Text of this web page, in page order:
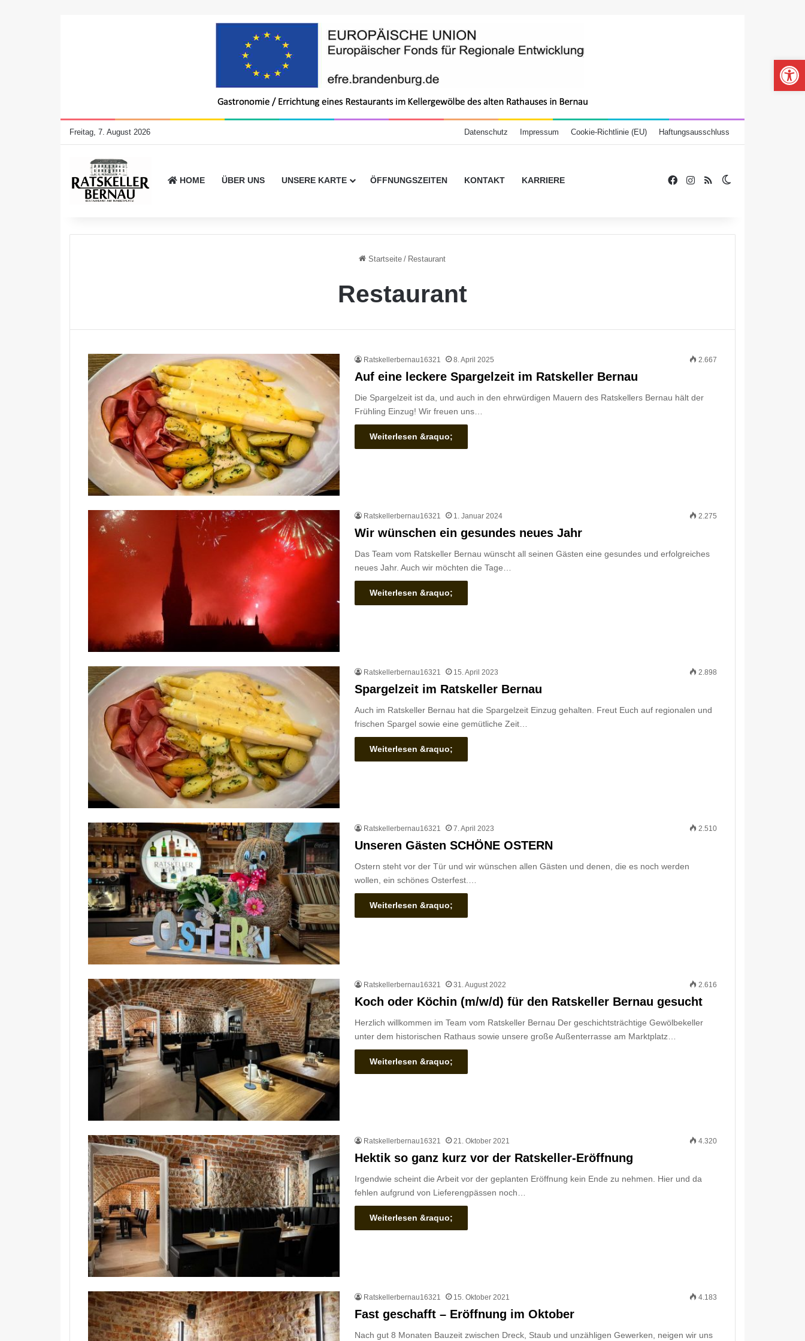
Freitag, 7. August 2026 Datenschutz Impressum Cookie-Richtlinie (EU) Haftungsausschluss
HOME ÜBER UNS UNSERE KARTE ÖFFNUNGSZEITEN KONTAKT KARRIERE Facebook
Instagram
RSS
Startseite / Restaurant
Restaurant
Ratskellerbernau16321 8. April 2025 2.667
Auf eine leckere Spargelzeit im Ratskeller Bernau
Die Spargelzeit ist da, und auch in den ehrwürdigen Mauern des Ratskellers Bernau hält der
Frühling Einzug! Wir freuen uns…
Weiterlesen &raquo;
Ratskellerbernau16321 1. Januar 2024 2.275
Wir wünschen ein gesundes neues Jahr
Das Team vom Ratskeller Bernau wünscht all seinen Gästen eine gesundes und erfolgreiches
neues Jahr. Auch wir möchten die Tage…
Weiterlesen &raquo;
Ratskellerbernau16321 15. April 2023 2.898
Spargelzeit im Ratskeller Bernau
Auch im Ratskeller Bernau hat die Spargelzeit Einzug gehalten. Freut Euch auf regionalen und
frischen Spargel sowie eine gemütliche Zeit…
Weiterlesen &raquo;
Ratskellerbernau16321 7. April 2023 2.510
Unseren Gästen SCHÖNE OSTERN
Ostern steht vor der Tür und wir wünschen allen Gästen und denen, die es noch werden
wollen, ein schönes Osterfest.…
Weiterlesen &raquo;
Ratskellerbernau16321 31. August 2022 2.616
Koch oder Köchin (m/w/d) für den Ratskeller Bernau gesucht
Herzlich willkommen im Team vom Ratskeller Bernau Der geschichtsträchtige Gewölbekeller
unter dem historischen Rathaus sowie unsere große Außenterrasse am Marktplatz…
Weiterlesen &raquo;
Ratskellerbernau16321 21. Oktober 2021 4.320
Hektik so ganz kurz vor der Ratskeller-Eröffnung
Irgendwie scheint die Arbeit vor der geplanten Eröffnung kein Ende zu nehmen. Hier und da
fehlen aufgrund von Lieferengpässen noch…
Weiterlesen &raquo;
Ratskellerbernau16321 15. Oktober 2021 4.183
Fast geschafft – Eröffnung im Oktober
Nach gut 8 Monaten Bauzeit zwischen Dreck, Staub und unzähligen Gewerken, neigen wir uns